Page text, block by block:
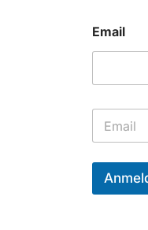
Email
E
a
i
*